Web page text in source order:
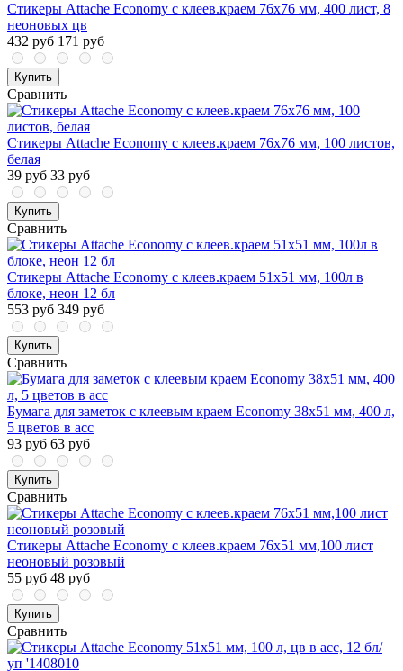
Стикеры Attache Economy с клеев.краем 76х76 мм, 400 лист, 8
неоновых цв
432 руб 171 руб
Купить
Сравнить
Стикеры Attache Economy с клеев.краем 76x76 мм, 100 листов,
белая
39 руб 33 руб
Купить
Сравнить
Стикеры Attache Economy с клеев.краем 51x51 мм, 100л в
блоке, неон 12 бл
553 руб 349 руб
Купить
Сравнить
Бумага для заметок с клеевым краем Economy 38x51 мм, 400 л,
5 цветов в асс
93 руб 63 руб
Купить
Сравнить
Стикеры Attache Economy с клеев.краем 76x51 мм,100 лист
неоновый розовый
55 руб 48 руб
Купить
Сравнить